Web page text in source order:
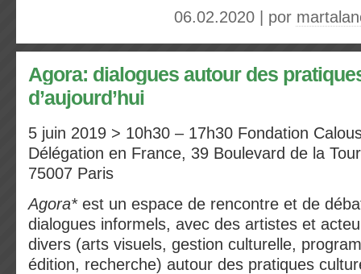
06.02.2020 | por
Agora: dialogues autour des
d’aujourd’hui
5 juin 2019 > 10h30 – 17h30 Fondation
Délégation en France, 39 Boulevard de la
75007 Paris
Agora* est un espace de rencontre et de
dialogues informels, avec des artistes et
divers (arts visuels, gestion culturelle,
édition, recherche) autour des pratiques